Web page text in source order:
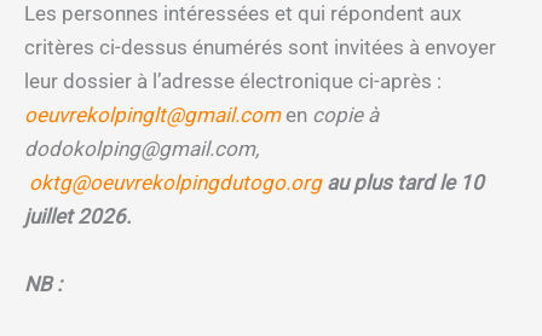
Les personnes intéressées et qui répondent aux
critères ci-dessus énumérés sont invitées à envoyer
leur dossier à l’adresse électronique ci-après :
oeuvrekolpinglt@gmail.comen copie à
dodokolping@gmail.com,
oktg@oeuvrekolpingdutogo.org au plus tard le 10
juillet 2026.
NB :